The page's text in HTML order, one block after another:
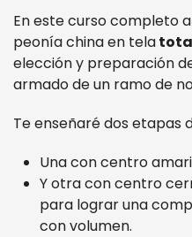
En este curso completo
peonía china en tela
elección y preparación
armado de un ramo de
Te enseñaré dos etapas
Una con centro
Y otra con centro
para lograr una
con volumen.